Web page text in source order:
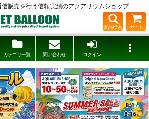
販売を行う信頼実績のアクアリウムショップ
商品検索 カート
カテゴリ一覧 問い合わせ ログイン